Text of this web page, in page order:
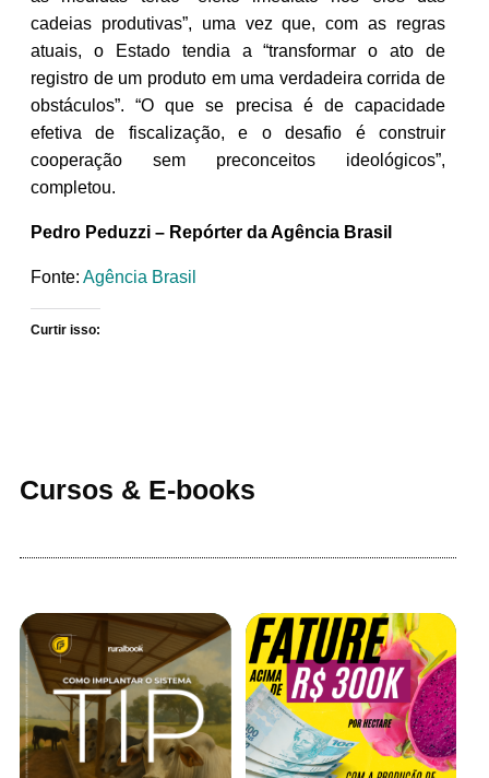
cadeias produtivas”, uma vez que, com as regras
atuais, o Estado tendia a “transformar o ato de
registro de um produto em uma verdadeira corrida de
obstáculos”. “O que se precisa é de capacidade
efetiva de fiscalização, e o desafio é construir
cooperação sem preconceitos ideológicos”,
completou.
Pedro Peduzzi – Repórter da Agência Brasil
Fonte: Agência Brasil
Curtir isso:
Cursos & E-books